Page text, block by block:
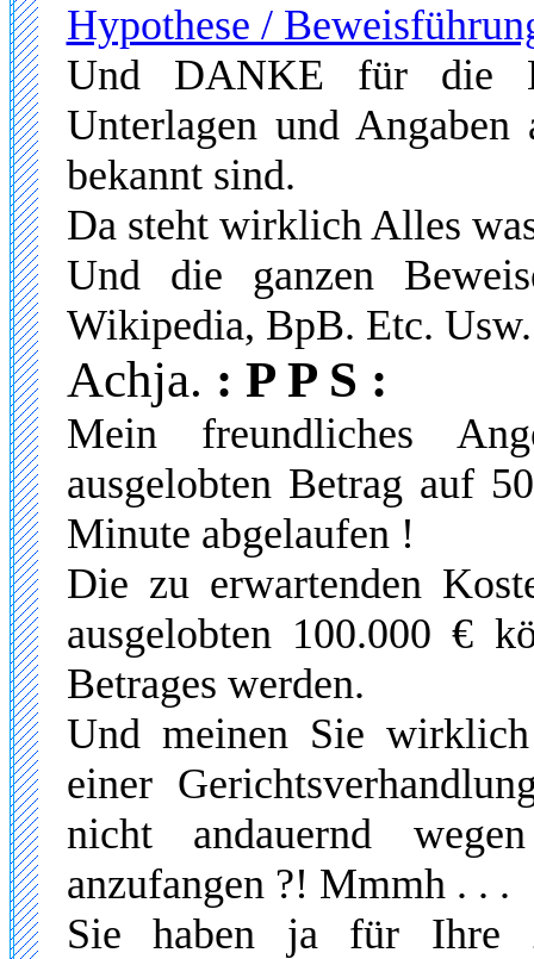
Hypothese /
Und DANKE für die
Unterlagen und Angaben
bekannt sind.
Da steht wirklich Alles
Und die ganzen
Wikipedia, BpB. Etc.
Achja. : P P S :
Mein freundliches
ausgelobten Betrag auf
Minute abgelaufen !
Die zu erwartenden
ausgelobten 100.000 €
Betrages werden.
Und meinen Sie
einer
nicht andauernd
anzufangen ?! Mmmh . . .
Sie haben ja für Ihre